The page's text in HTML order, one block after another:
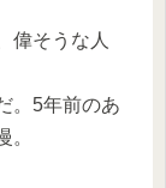
偉そうな人
。5年前のあ
。